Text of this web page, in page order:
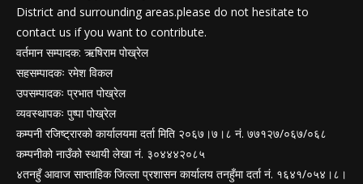
District and surrounding areas.please do not hesitate to
contact us if you want to contribute.
वर्तमान सम्पादक: ऋषिराम पोख्रेल
सहसम्पादकः रमेश विकल
उपसम्पादकः प्रभात पोख्रेल
व्यवस्थापकः पुष्पा पोख्रेल
कम्पनी रजिष्ट्रारको कार्यालयमा दर्ता मिति २०६७।७।८ नं. ७७१२७/०६७/०६८
कम्पनीको नाउँको स्थायी लेखा नं. ३०४४४२०८५
४तनहुँ आवाज साप्ताहिक जिल्ला प्रशासन कार्यालय तनहुँमा दर्ता नं. १६४१/०५४।८।